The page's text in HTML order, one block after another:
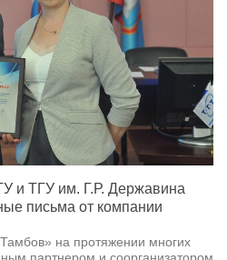
и ТГУ им. Г.Р. Державина
письма от компании
на протяжении многих